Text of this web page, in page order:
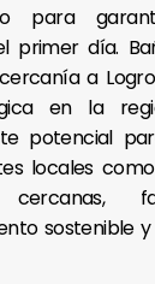
para
primer día.
a
en la
potencial
locales
cercanas,
sostenible